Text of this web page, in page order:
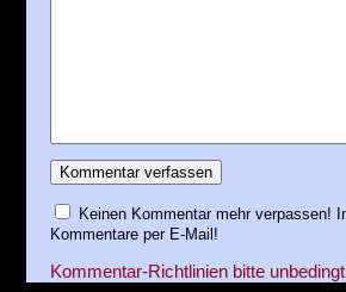
Keinen Kommentar mehr verpassen!
Kommentare per E-Mail!
Kommentar-Richtlinien bitte